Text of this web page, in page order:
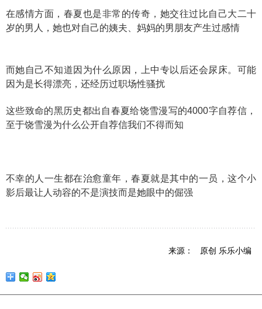
在感情方面，春夏也是非常的传奇，她交往过比自己大二十
岁的男人，她也对自己的姨夫、妈妈的男朋友产生过感情
而她自己不知道因为什么原因，上中专以后还会尿床。可能
因为是长得漂亮，还经历过职场性骚扰
这些致命的黑历史都出自春夏给饶雪漫写的4000字自荐信，
至于饶雪漫为什么公开自荐信我们不得而知
不幸的人一生都在治愈童年，春夏就是其中的一员，这个小
影后最让人动容的不是演技而是她眼中的倔强
来源： 原创 乐乐小编